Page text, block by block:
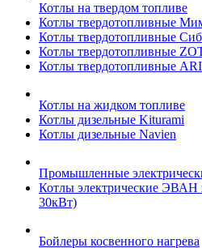
Котлы на твердом топливе
Котлы твердотопливные
Котлы твердотопливные
Котлы твердотопливные
Котлы твердотопливные
Котлы на жидком топливе
Котлы дизельные Kiturami
Котлы дизельные Navien
Промышленные
Котлы электрические
30кВт)
Бойлеры косвенного нагрева